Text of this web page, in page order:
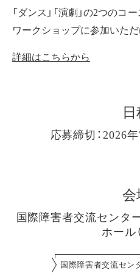
「ダンス」「演劇」の2つの
ワークショップに参加いただ
詳細はこちらから
応募締切：2026
国際障害者交流センタ
ホール
国際障害者交流セン